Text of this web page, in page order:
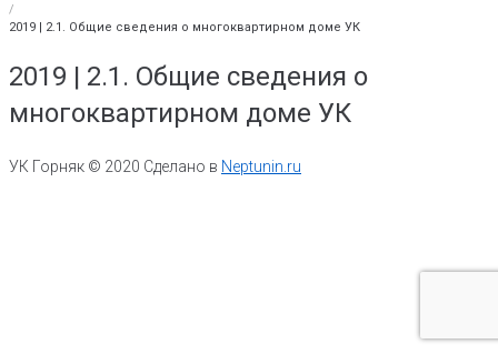
/
2019 | 2.1. Общие сведения о многоквартирном доме УК
2019 | 2.1. Общие сведения о
многоквартирном доме УК
УК Горняк © 2020 Сделано в Neptunin.ru